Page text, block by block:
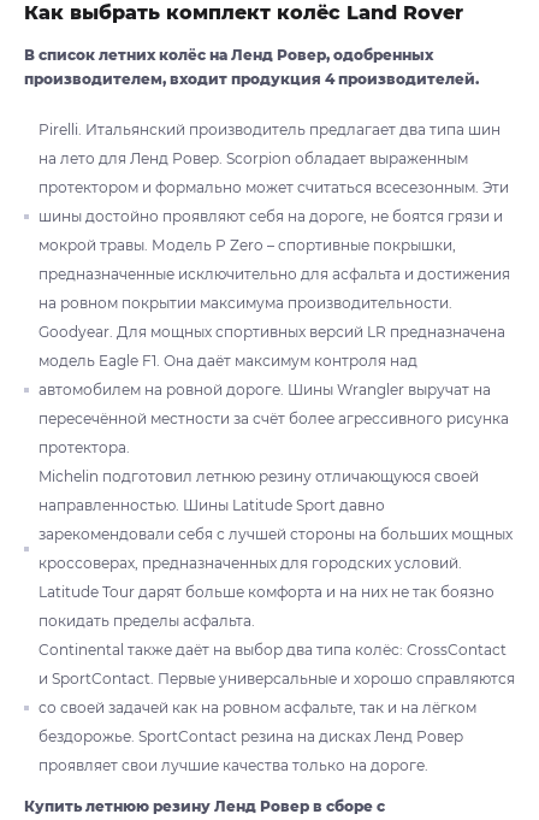
Как выбрать комплект колёс Land Rover
В список летних колёс на Ленд Ровер, одобренных
производителем, входит продукция 4 производителей.
Pirelli. Итальянский производитель предлагает два типа шин
на лето для Ленд Ровер. Scorpion обладает выраженным
протектором и формально может считаться всесезонным. Эти
шины достойно проявляют себя на дороге, не боятся грязи и
мокрой травы. Модель P Zero – спортивные покрышки,
предназначенные исключительно для асфальта и достижения
на ровном покрытии максимума производительности.
Goodyear. Для мощных спортивных версий LR предназначена
модель Eagle F1. Она даёт максимум контроля над
автомобилем на ровной дороге. Шины Wrangler выручат на
пересечённой местности за счёт более агрессивного рисунка
протектора.
Michelin подготовил летнюю резину отличающуюся своей
направленностью. Шины Latitude Sport давно
зарекомендовали себя с лучшей стороны на больших мощных
кроссоверах, предназначенных для городских условий.
Latitude Tour дарят больше комфорта и на них не так боязно
покидать пределы асфальта.
Continental также даёт на выбор два типа колёс: CrossContact
и SportContact. Первые универсальные и хорошо справляются
со своей задачей как на ровном асфальте, так и на лёгком
бездорожье. SportContact резина на дисках Ленд Ровер
проявляет свои лучшие качества только на дороге.
Купить летнюю резину Ленд Ровер в сборе с